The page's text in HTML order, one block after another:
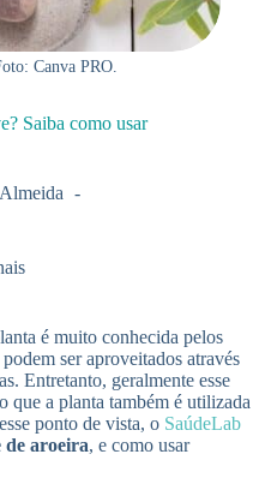
Canva PRO.
Saiba como usar
é muito conhecida pelos
ser aproveitados através
Entretanto, geralmente esse
que a planta também é utilizada
ponto de vista, o SaúdeLab
de aroeira, e como usar